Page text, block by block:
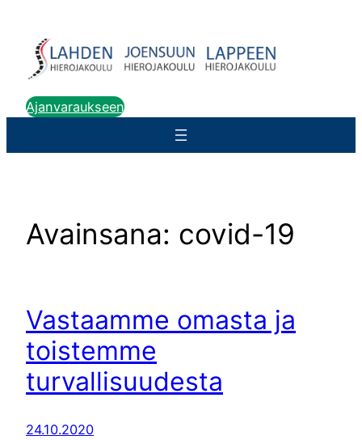
sisältöön
Ajanvaraukseen
Avainsana: covid-19
Vastaamme omasta ja
toistemme
turvallisuudesta
24.10.2020